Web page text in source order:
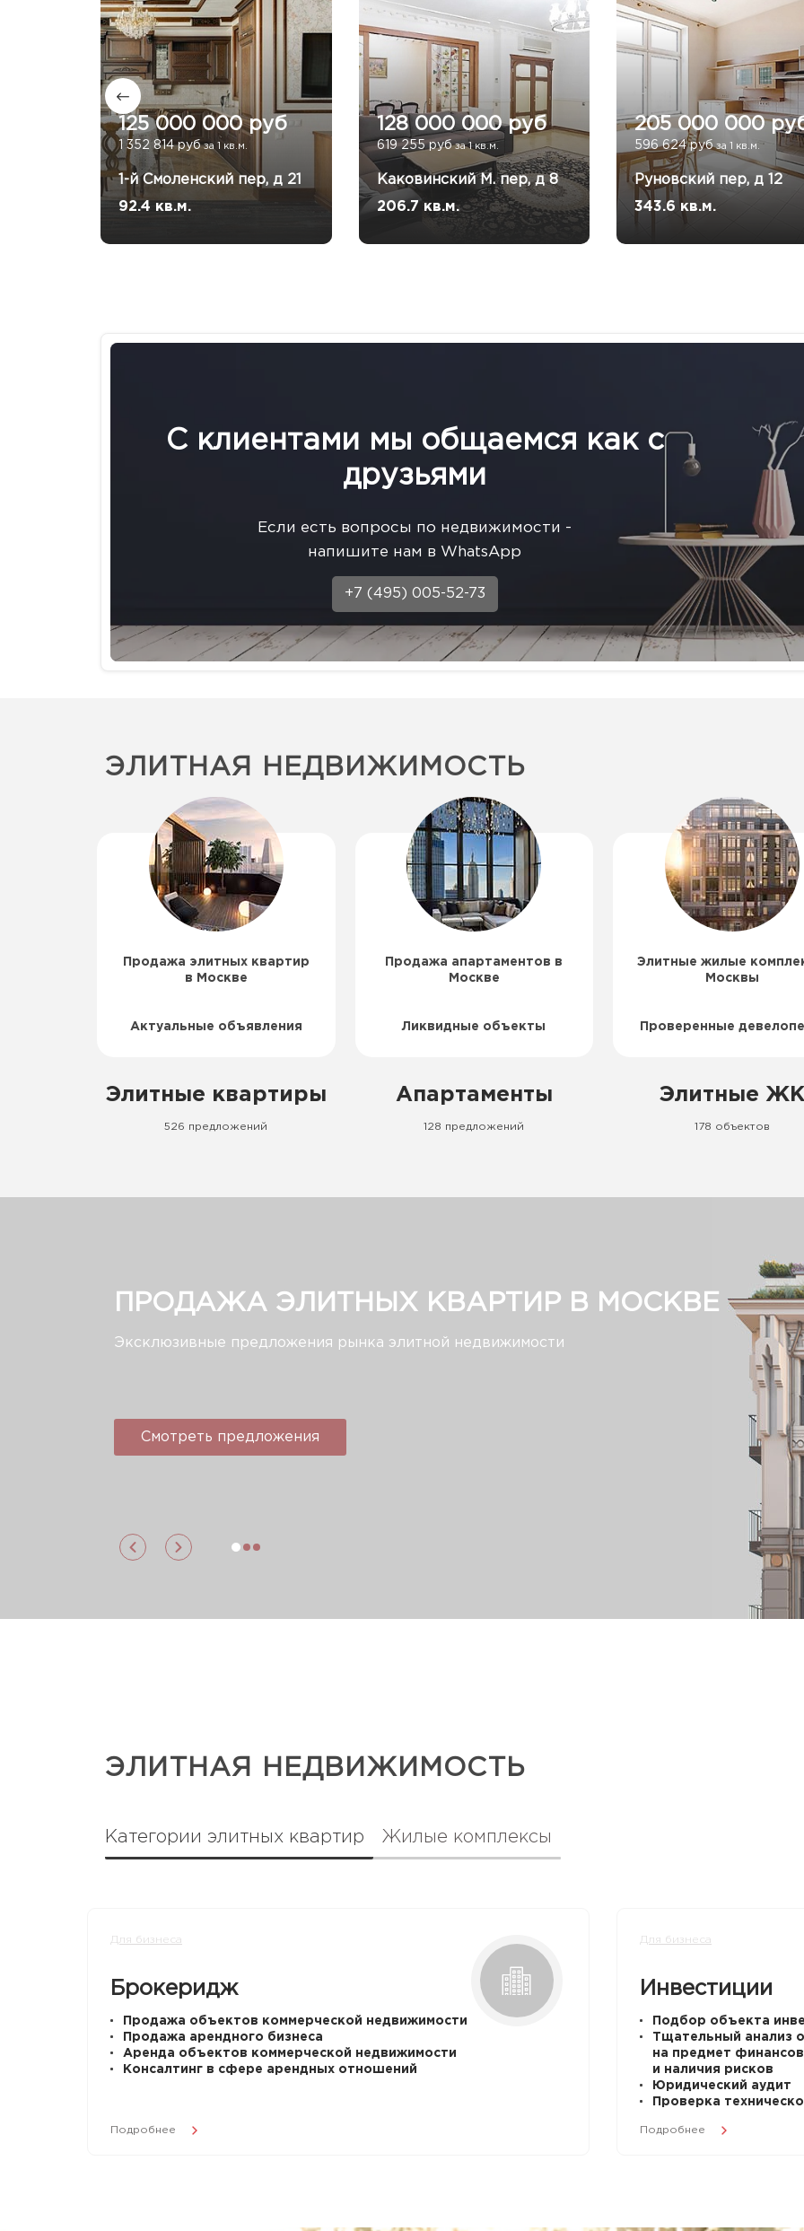
125 000 000 руб
1 352 814 рубза 1 кв.м.
1-й Смоленский пер, д 21
92.4 кв.м.
128 000 000 руб
619 255 рубза 1 кв.м.
Каковинский М. пер, д 8
206.7 кв.м.
205 000 000
596 624 рубза 1 кв.м.
Руновский пер, д 12
343.6 кв.м.
С клиентами мы общаемся как с
друзьями
Eсли есть вопросы по недвижимости -
напишите нам в WhatsApp
+7 (495) 005-52-73
ЭЛИТНАЯ НЕДВИЖИМОСТЬ
Продажа элитных квартир
в Москве
Актуальные объявления
Элитные квартиры
526 предложений
Продажа апартаментов в
Москве
Ликвидные объекты
Апартаменты
128 предложений
Элитные жилые
Москвы
Проверенные
Элитные ЖК
178 объектов
ПРОДАЖА ЭЛИТНЫХ КВАРТИР В МОСКВЕ
Эксклюзивные предложения рынка элитной недвижимости
Смотреть предложения
ЭЛИТНАЯ НЕДВИЖИМОСТЬ
Категории элитных квартир Жилые комплексы
Для бизнеса
Брокеридж
Продажа объектов коммерческой недвижимости
Продажа арендного бизнеса
Аренда объектов коммерческой недвижимости
Консалтинг в сфере арендных отношений
Подробнее
Для бизнеса
Инвестиции
Подбор объекта
Тщательный анализ
на предмет
и наличия рисков
Юридический аудит
Проверка
Подробнее